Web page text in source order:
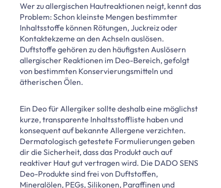
Wer zu allergischen Hautreaktionen neigt, kennt das
Problem: Schon kleinste Mengen bestimmter
Inhaltsstoffe können Rötungen, Juckreiz oder
Kontaktekzeme an den Achseln auslösen.
Duftstoffe gehören zu den häufigsten Auslösern
allergischer Reaktionen im Deo-Bereich, gefolgt
von bestimmten Konservierungsmitteln und
ätherischen Ölen.
Ein Deo für Allergiker sollte deshalb eine möglichst
kurze, transparente Inhaltsstoffliste haben und
konsequent auf bekannte Allergene verzichten.
Dermatologisch getestete Formulierungen geben
dir die Sicherheit, dass das Produkt auch auf
reaktiver Haut gut vertragen wird. Die DADO SENS
Deo-Produkte sind frei von Duftstoffen,
Mineralölen, PEGs, Silikonen, Paraffinen und